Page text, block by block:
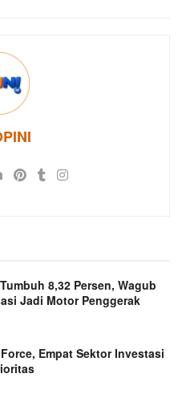
8,32 Persen, Wagub
Jadi Motor Penggerak
Empat Sektor Investasi